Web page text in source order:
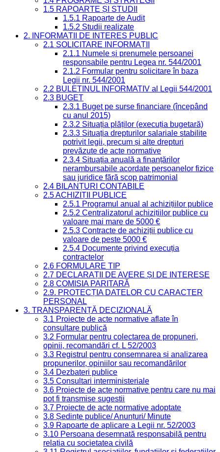
1.5 RAPOARTE ȘI STUDII
1.5.1 Rapoarte de Audit
1.5.2 Studii realizate
2. INFORMAȚII DE INTERES PUBLIC
2.1 SOLICITARE INFORMAȚII
2.1.1 Numele și prenumele persoanei
responsabile pentru Legea nr. 544/2001
2.1.2 Formular pentru solicitare în baza
Legii nr. 544/2001
2.2 BULETINUL INFORMATIV al Legii 544/2001
2.3 BUGET
2.3.1 Buget pe surse financiare (începând
cu anul 2015)
2.3.2 Situația plăților (execuția bugetară)
2.3.3 Situația drepturilor salariale stabilite
potrivit legii, precum și alte drepturi
prevăzute de acte normative
2.3.4 Situația anuală a finanțărilor
nerambursabile acordate persoanelor fizice
sau juridice fără scop patrimonial
2.4 BILANȚURI CONTABILE
2.5 ACHIZIȚII PUBLICE
2.5.1 Programul anual al achizițiilor publice
2.5.2 Centralizatorul achizițiilor publice cu
valoare mai mare de 5000 €
2.5.3 Contracte de achiziții publice cu
valoare de peste 5000 €
2.5.4 Documente privind execuția
contractelor
2.6 FORMULARE TIP
2.7 DECLARAȚII DE AVERE ȘI DE INTERESE
2.8 COMISIA PARITARĂ
2.9. PROTECȚIA DATELOR CU CARACTER
PERSONAL
3. TRANSPARENȚĂ DECIZIONALĂ
3.1 Proiecte de acte normative aflate în
consultare publică
3.2 Formular pentru colectarea de propuneri,
opinii, recomandări cf. L 52/2003
3.3 Registrul pentru consemnarea și analizarea
propunerilor, opiniilor sau recomandărilor
3.4 Dezbateri publice
3.5 Consultari interministeriale
3.6 Proiecte de acte normative pentru care nu mai
pot fi transmise sugestii
3.7 Proiecte de acte normative adoptate
3.8 Ședințe publice/ Anunțuri/ Minute
3.9 Rapoarte de aplicare a Legii nr. 52/2003
3.10 Persoana desemnată responsabilă pentru
relația cu societatea civilă